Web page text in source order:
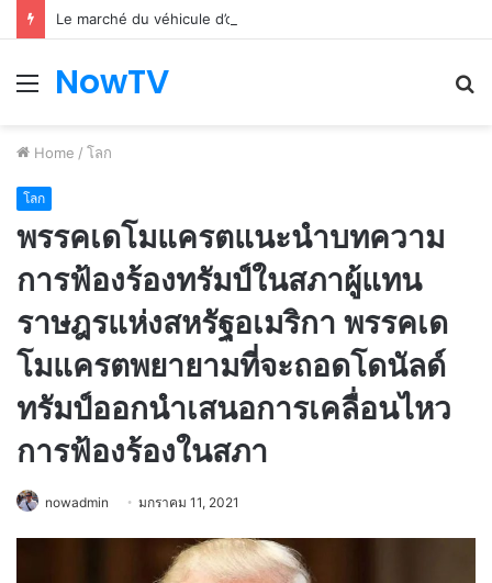
Le marché du véhicule d’occasion en plein essor
Menu
NowTV
Home / โลก
โลก
พรรคเดโมแครตแนะนำบทความ
การฟ้องร้องทรัมป์ในสภาผู้แทน
ราษฎรแห่งสหรัฐอเมริกา พรรคเด
โมแครตพยายามที่จะถอดโดนัลด์
ทรัมป์ออกนำเสนอการเคลื่อนไหว
การฟ้องร้องในสภา
nowadmin มกราคม 11, 2021